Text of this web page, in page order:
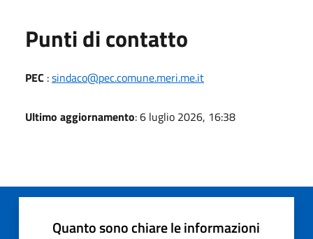
Punti di contatto
PEC :sindaco@pec.comune.meri.me.it
Ultimo aggiornamento: 6 luglio 2026, 16:38
Quanto sono chiare le informazioni